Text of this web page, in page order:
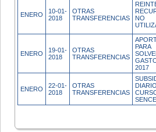
ENERO
10-01-
2018
OTRAS
TRANSFERENCIAS
NO
ENERO
19-01-
2018
OTRAS
TRANSFERENCIAS
PARA
2017
ENERO
22-01-
2018
OTRAS
TRANSFERENCIAS
DIARIO
SENCE